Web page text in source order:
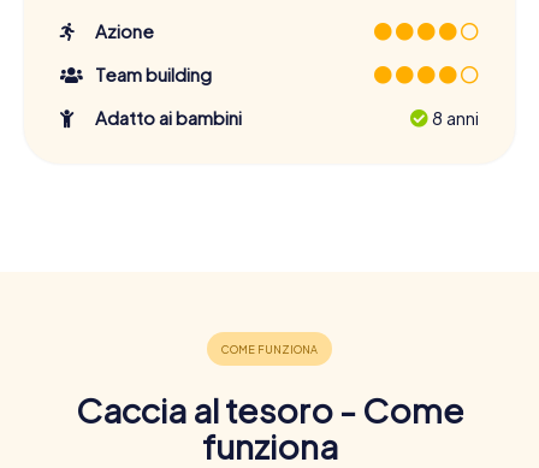
Azione
Team building
Adatto ai bambini
8 anni
Caccia al tesoro - Come
funziona